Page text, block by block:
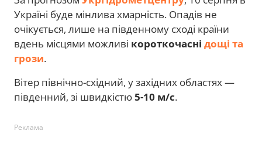
Україні буде мінлива хмарність. Опадів не
очікується, лише на південному сході країни
вдень місцями можливі короткочасні дощі та
грози.
Вітер північно-східний, у західних областях —
південний, зі швидкістю5-10 м/с.
Реклама